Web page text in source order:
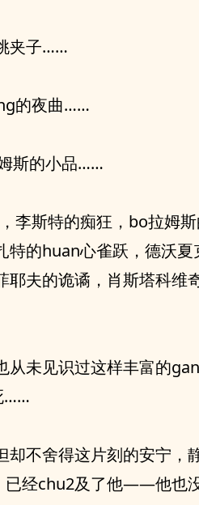
夹子……
的夜曲……
斯的小品……
李斯特的痴狂，bo拉姆
特的huan心雀跃，德沃夏
耶夫的诡谲，肖斯塔科维
从未见识过这样丰富的
……
却不舍得这片刻的安宁，
已经chu2及了他——他也